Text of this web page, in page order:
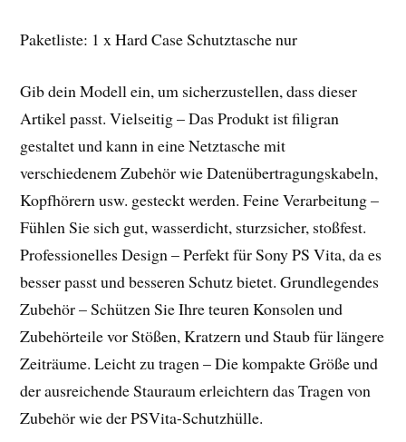
Paketliste: 1 x Hard Case Schutztasche nur
Gib dein Modell ein, um sicherzustellen, dass dieser
Artikel passt. Vielseitig – Das Produkt ist filigran
gestaltet und kann in eine Netztasche mit
verschiedenem Zubehör wie Datenübertragungskabeln,
Kopfhörern usw. gesteckt werden. Feine Verarbeitung –
Fühlen Sie sich gut, wasserdicht, sturzsicher, stoßfest.
Professionelles Design – Perfekt für Sony PS Vita, da es
besser passt und besseren Schutz bietet. Grundlegendes
Zubehör – Schützen Sie Ihre teuren Konsolen und
Zubehörteile vor Stößen, Kratzern und Staub für längere
Zeiträume. Leicht zu tragen – Die kompakte Größe und
der ausreichende Stauraum erleichtern das Tragen von
Zubehör wie der PSVita-Schutzhülle.